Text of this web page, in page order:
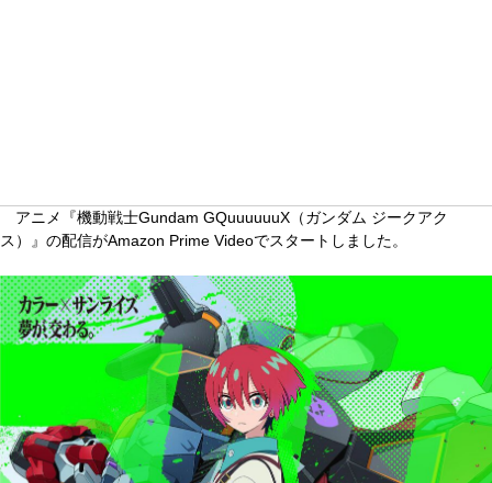
アニメ『機動戦士Gundam GQuuuuuuX（ガンダム ジークアク
ス）』の配信がAmazon Prime Videoでスタートしました。